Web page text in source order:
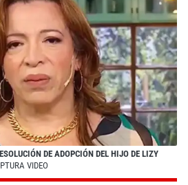
DE ADOPCIÓN DEL HIJO DE LIZY
VIDEO